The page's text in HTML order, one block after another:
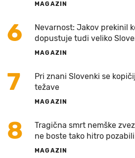
MAGAZIN
6
Nevarnost: Jakov prekinil
dopustuje tudi veliko
MAGAZIN
7
Pri znani Slovenki se
težave
MAGAZIN
8
Tragična smrt nemške
ne boste tako hitro pozabili
MAGAZIN